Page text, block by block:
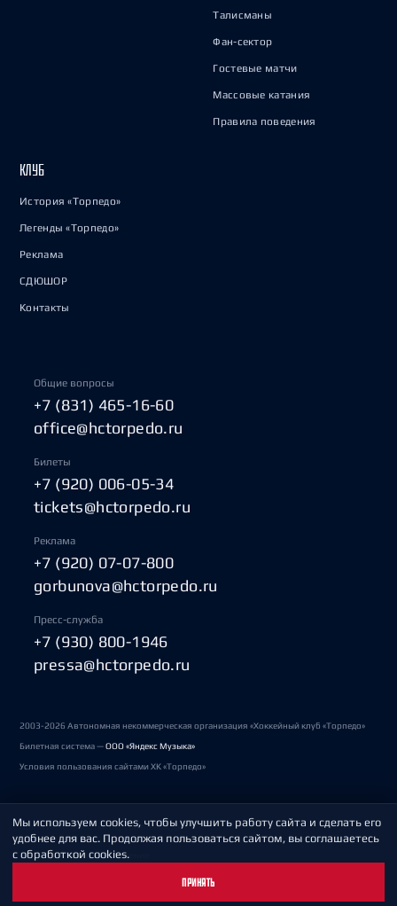
Талисманы
Фан-сектор
Гостевые матчи
Массовые катания
Правила поведения
КЛУБ
История «Торпедо»
Легенды «Торпедо»
Реклама
СДЮШОР
Контакты
Общие вопросы
+7 (831) 465-16-60
office@hctorpedo.ru
Билеты
+7 (920) 006-05-34
tickets@hctorpedo.ru
Реклама
+7 (920) 07-07-800
gorbunova@hctorpedo.ru
Пресс-служба
+7 (930) 800-1946
pressa@hctorpedo.ru
2003-2026 Автономная некоммерческая организация «Хоккейный клуб «Торпедо»
Билетная система —ООО «Яндекс Музыка»
Условия пользования сайтами ХК «Торпедо»
Политика обработки персональных данных
Пользовательское соглашение
Мы используем cookies, чтобы улучшить работу сайта и сделать его
удобнее для вас. Продолжая пользоваться сайтом, вы соглашаетесь
с обработкой cookies.
ПРИНЯТЬ